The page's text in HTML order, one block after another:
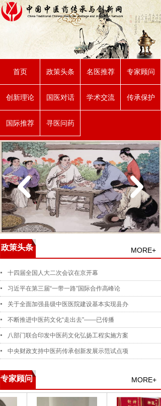
首页 政策头条 名医推荐 专家顾问
创新理论 国医对话 学术交流 传承保护
国际推荐 寻医问药
政策头条 MORE+
十四届全国人大二次会议在京开幕
习近平在第三届“一带一路”国际合作高峰论
关于全面加强县级中医医院建设基本实现县办
不断推进中医药文化“走出去”——已传播
八部门联合印发中医药文化弘扬工程实施方案
中央财政支持中医药传承创新发展示范试点项
专家顾问 MORE+